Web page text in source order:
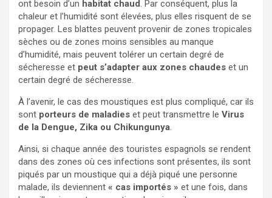
ont besoin d’un habitat chaud. Par conséquent, plus la
chaleur et l’humidité sont élevées, plus elles risquent de se
propager. Les blattes peuvent provenir de zones tropicales
sèches ou de zones moins sensibles au manque
d’humidité, mais peuvent tolérer un certain degré de
sécheresse et peut s’adapter aux zones chaudes et un
certain degré de sécheresse.
À l’avenir, le cas des moustiques est plus compliqué, car ils
sont porteurs de maladies et peut transmettre le Virus
de la Dengue, Zika ou Chikungunya.
Ainsi, si chaque année des touristes espagnols se rendent
dans des zones où ces infections sont présentes, ils sont
piqués par un moustique qui a déjà piqué une personne
malade, ils deviennent « cas importés » et une fois, dans